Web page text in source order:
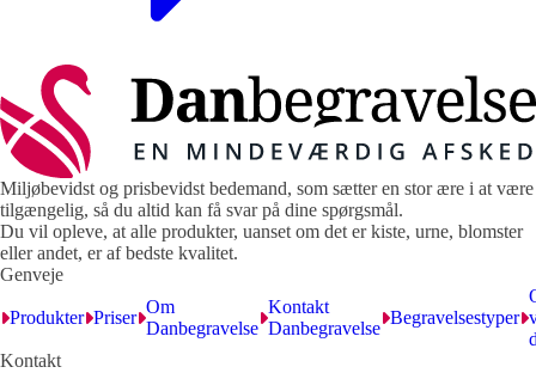
Miljøbevidst og prisbevidst bedemand, som sætter en stor ære i at være
tilgængelig, så du altid kan få svar på dine spørgsmål.
Du vil opleve, at alle produkter, uanset om det er kiste, urne, blomster
eller andet, er af bedste kvalitet.
Genveje
Produkter Priser
Om
Danbegravelse
Kontakt
Danbegravelse
Begravelsestyper
Kontakt